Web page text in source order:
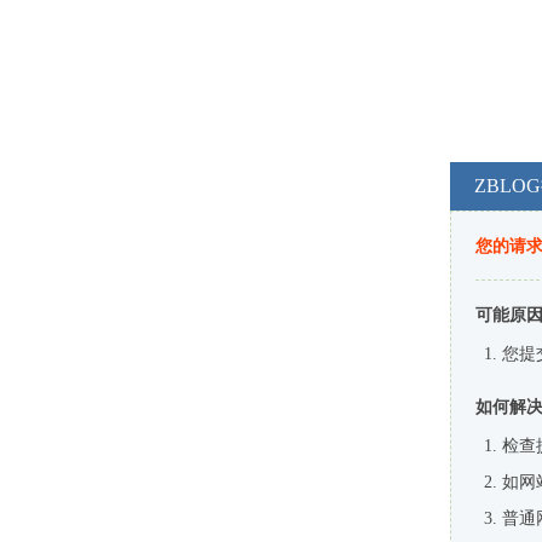
您的请
可能原
您提
如何解
检查
如网
普通